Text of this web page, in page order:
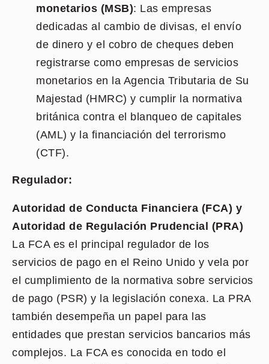
monetarios (MSB): Las empresas
dedicadas al cambio de divisas, el envío
de dinero y el cobro de cheques deben
registrarse como empresas de servicios
monetarios en la Agencia Tributaria de Su
Majestad (HMRC) y cumplir la normativa
británica contra el blanqueo de capitales
(AML) y la financiación del terrorismo
(CTF).
Regulador:
Autoridad de Conducta Financiera (FCA) y
Autoridad de Regulación Prudencial (PRA)
La FCA es el principal regulador de los
servicios de pago en el Reino Unido y vela por
el cumplimiento de la normativa sobre servicios
de pago (PSR) y la legislación conexa. La PRA
también desempeña un papel para las
entidades que prestan servicios bancarios más
complejos. La FCA es conocida en todo el